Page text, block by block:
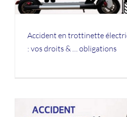
Accident en trottinette
: vos droits & … obligations